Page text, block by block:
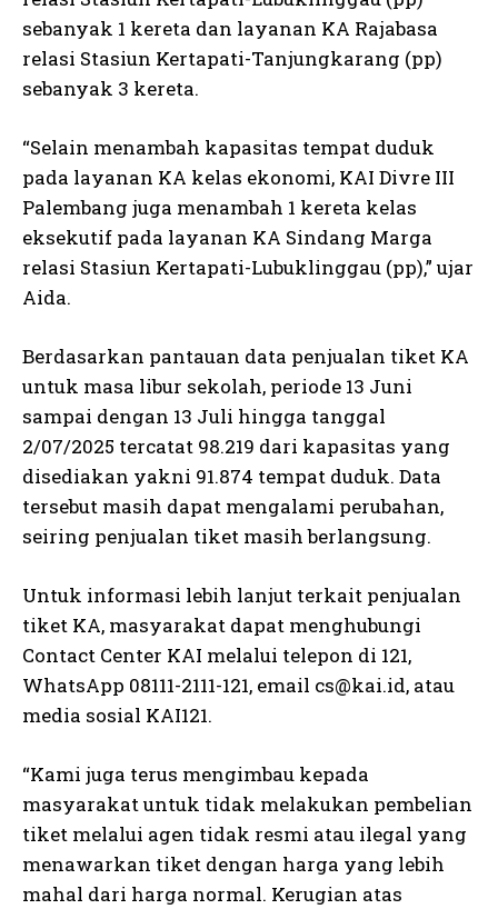
sebanyak 1 kereta dan layanan KA Rajabasa
relasi Stasiun Kertapati-Tanjungkarang (pp)
sebanyak 3 kereta.
“Selain menambah kapasitas tempat duduk
pada layanan KA kelas ekonomi, KAI Divre III
Palembang juga menambah 1 kereta kelas
eksekutif pada layanan KA Sindang Marga
relasi Stasiun Kertapati-Lubuklinggau (pp),” ujar
Aida.
Berdasarkan pantauan data penjualan tiket KA
untuk masa libur sekolah, periode 13 Juni
sampai dengan 13 Juli hingga tanggal
2/07/2025 tercatat 98.219 dari kapasitas yang
disediakan yakni 91.874 tempat duduk. Data
tersebut masih dapat mengalami perubahan,
seiring penjualan tiket masih berlangsung.
Untuk informasi lebih lanjut terkait penjualan
tiket KA, masyarakat dapat menghubungi
Contact Center KAI melalui telepon di 121,
WhatsApp 08111-2111-121, email cs@kai.id, atau
media sosial KAI121.
“Kami juga terus mengimbau kepada
masyarakat untuk tidak melakukan pembelian
tiket melalui agen tidak resmi atau ilegal yang
menawarkan tiket dengan harga yang lebih
mahal dari harga normal. Kerugian atas